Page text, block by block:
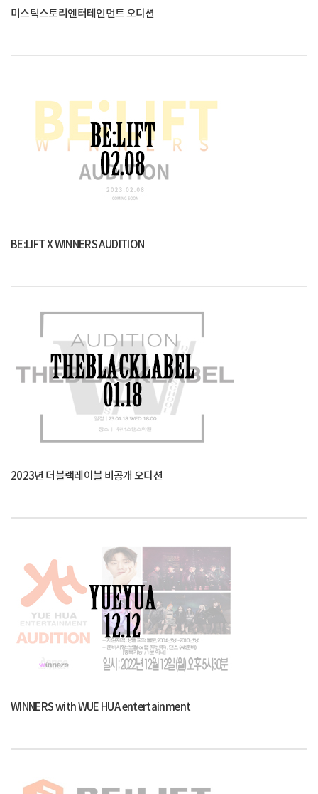
미스틱스토리엔터테인먼트 오디션
BE:LIFT X WINNERS AUDITION
2023년 더블랙레이블 비공개 오디션
WINNERS with WUE HUA entertainment